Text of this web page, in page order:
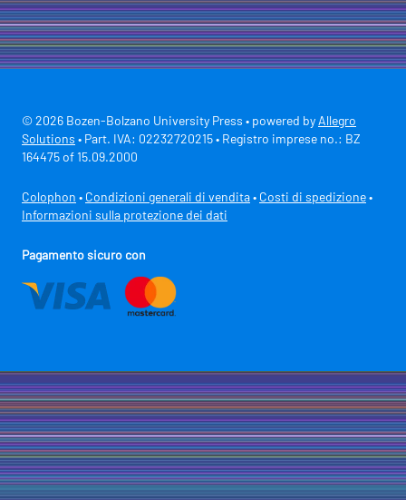
© 2026 Bozen-Bolzano University Press • powered by Allegro
Solutions • Part. IVA: 02232720215 • Registro imprese no.: BZ
164475 of 15.09.2000
Colophon • Condizioni generali di vendita • Costi di spedizione •
Informazioni sulla protezione dei dati
Pagamento sicuro con